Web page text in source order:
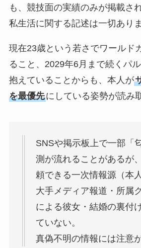
も、競技面の実績のみが掲載さ
私生活に関する記述は一切ありま
現在23歳という若さでワールド
ること、2029年6月まで続くパ
抱えていることからも、本人が
を最優先にしている姿勢が読み
SNSや掲示板上で一部「
測が流れることがあるが
頼できる一次情報源（本
大手メディア報道・所属
による彼女・結婚の裏付
ていない。
真偽不明の情報には注意